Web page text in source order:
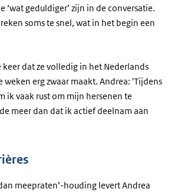
‘wat geduldiger’ zijn in de conversatie.
soms te snel, wat in het begin een
keer dat ze volledig in het Nederlands
weken erg zwaar maakt. Andrea: 'Tijdens
ik vaak rust om mijn hersenen te
meer dan dat ik actief deelnam aan
meepraten’-houding levert Andrea